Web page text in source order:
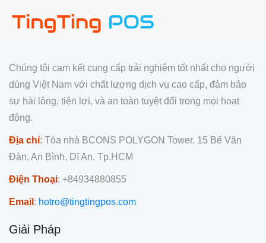
Chúng tôi cam kết cung cấp trải nghiệm tốt nhất cho người
dùng Việt Nam với chất lượng dịch vụ cao cấp, đảm bảo
sự hài lòng, tiện lợi, và an toàn tuyệt đối trong mọi hoạt
động.
Địa chỉ: Tòa nhà BCONS POLYGON Tower, 15 Bế Văn
Đàn, An Bình, Dĩ An, Tp.HCM
Điện Thoại: +84934880855
Email : hotro@tingtingpos.com
Giải Pháp